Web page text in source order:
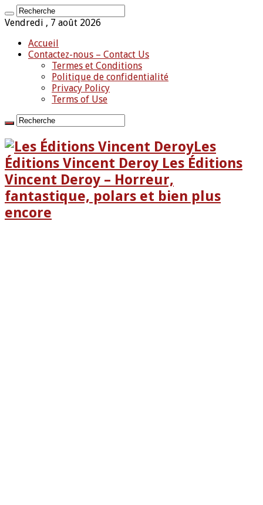
Vendredi , 7 août 2026
Accueil
Contactez-nous – Contact Us
Termes et Conditions
Politique de confidentialité
Privacy Policy
Terms of Use
Les
Éditions Vincent Deroy Les Éditions
Vincent Deroy – Horreur,
fantastique, polars et bien plus
encore